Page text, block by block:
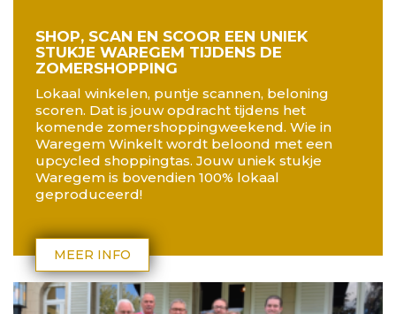
SHOP, SCAN EN SCOOR EEN UNIEK
STUKJE WAREGEM TIJDENS DE
ZOMERSHOPPING
Lokaal winkelen, puntje scannen, beloning
scoren. Dat is jouw opdracht tijdens het
komende zomershoppingweekend. Wie in
Waregem Winkelt wordt beloond met een
upcycled shoppingtas. Jouw uniek stukje
Waregem is bovendien 100% lokaal
geproduceerd!
MEER INFO